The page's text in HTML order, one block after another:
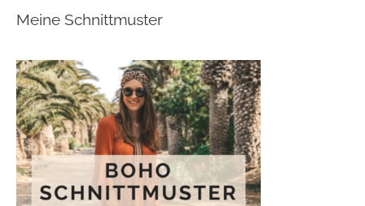
Meine Schnittmuster